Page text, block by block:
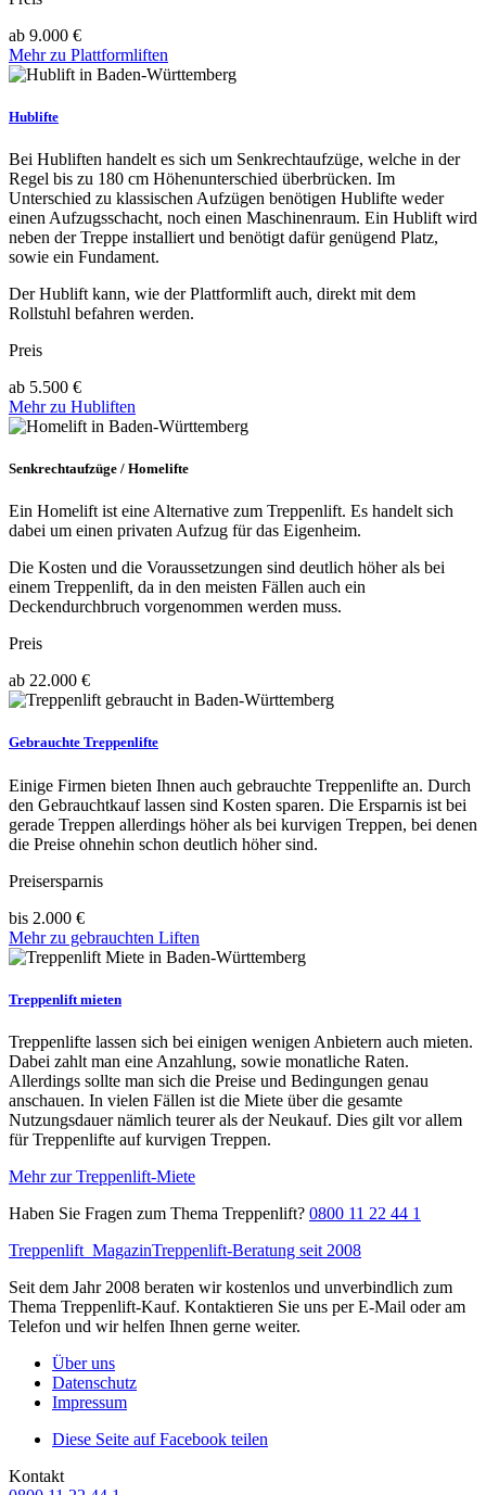
ab 9.000 €
Mehr zu Plattformliften
Hublifte
Bei Hubliften handelt es sich um Senkrechtaufzüge, welche in der
Regel bis zu 180 cm Höhenunterschied überbrücken. Im
Unterschied zu klassischen Aufzügen benötigen Hublifte weder
einen Aufzugsschacht, noch einen Maschinenraum. Ein Hublift wird
neben der Treppe installiert und benötigt dafür genügend Platz,
sowie ein Fundament.
Der Hublift kann, wie der Plattformlift auch, direkt mit dem
Rollstuhl befahren werden.
Preis
ab 5.500 €
Mehr zu Hubliften
Senkrechtaufzüge / Homelifte
Ein Homelift ist eine Alternative zum Treppenlift. Es handelt sich
dabei um einen privaten Aufzug für das Eigenheim.
Die Kosten und die Voraussetzungen sind deutlich höher als bei
einem Treppenlift, da in den meisten Fällen auch ein
Deckendurchbruch vorgenommen werden muss.
Preis
ab 22.000 €
Gebrauchte Treppenlifte
Einige Firmen bieten Ihnen auch gebrauchte Treppenlifte an. Durch
den Gebrauchtkauf lassen sind Kosten sparen. Die Ersparnis ist bei
gerade Treppen allerdings höher als bei kurvigen Treppen, bei denen
die Preise ohnehin schon deutlich höher sind.
Preisersparnis
bis 2.000 €
Mehr zu gebrauchten Liften
Treppenlift mieten
Treppenlifte lassen sich bei einigen wenigen Anbietern auch mieten.
Dabei zahlt man eine Anzahlung, sowie monatliche Raten.
Allerdings sollte man sich die Preise und Bedingungen genau
anschauen. In vielen Fällen ist die Miete über die gesamte
Nutzungsdauer nämlich teurer als der Neukauf. Dies gilt vor allem
für Treppenlifte auf kurvigen Treppen.
Mehr zur Treppenlift-Miete
Haben Sie Fragen zum Thema Treppenlift? 0800 11 22 44 1
Treppenlift MagazinTreppenlift-Beratung seit 2008
Seit dem Jahr 2008 beraten wir kostenlos und unverbindlich zum
Thema Treppenlift-Kauf. Kontaktieren Sie uns per E-Mail oder am
Telefon und wir helfen Ihnen gerne weiter.
Über uns
Datenschutz
Impressum
Diese Seite auf Facebook teilen
Kontakt